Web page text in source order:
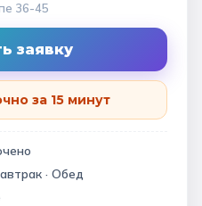
36-45
заявку
за 15 минут
· Обед